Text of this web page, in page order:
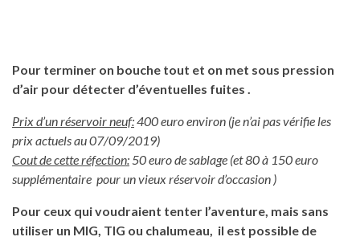
Pour terminer on bouche tout et on met sous pression
d’air pour détecter d’éventuelles fuites .
Prix d’un réservoir neuf:400 euro environ (je n’ai pas vérifie les
prix actuels au 07/09/2019)
Cout de cette réfection:50 euro de sablage (et80 à 150 euro
supplémentaire pour un vieux réservoir d’occasion )
Pour ceux qui voudraient tenter l’aventure, mais sans
utiliser un MIG, TIG ou chalumeau, il est possible de